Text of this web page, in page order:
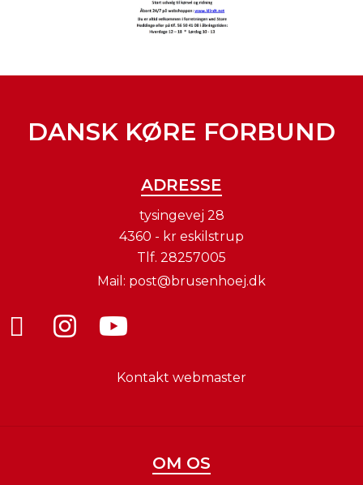
DANSK KØRE FORBUND
ADRESSE
tysingevej 28
4360 - kr eskilstrup
Tlf. 28257005
Mail: post@brusenhoej.dk
Kontakt webmaster
OM OS